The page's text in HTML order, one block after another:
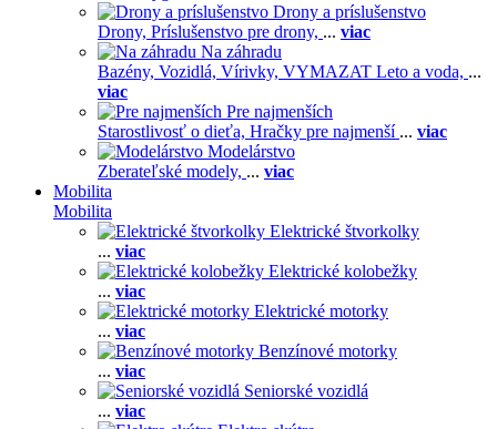
Drony a príslušenstvo
Drony, Príslušenstvo pre drony, ... viac
Na záhradu
Bazény, Vozidlá, Vírivky, VYMAZAT Leto a voda, ...
viac
Pre najmenších
Starostlivosť o dieťa, Hračky pre najmenší ... viac
Modelárstvo
Zberateľské modely, ... viac
Mobilita
Mobilita
Elektrické štvorkolky
... viac
Elektrické kolobežky
... viac
Elektrické motorky
... viac
Benzínové motorky
... viac
Seniorské vozidlá
... viac